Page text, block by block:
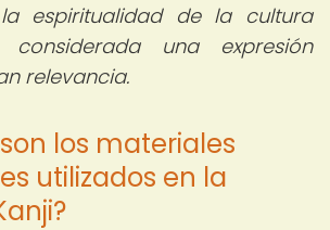
espiritualidad de la cultura
considerada una expresión
relevancia.
los materiales
utilizados en la